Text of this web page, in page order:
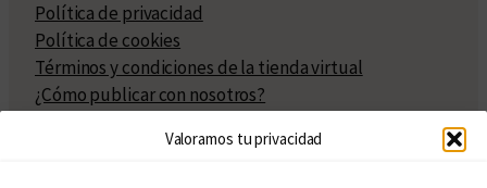
Valoramos tu privacidad
Política de privacidad
Política de cookies
Términos y condiciones de la tienda virtual
¿Cómo publicar con nosotros?
Políticas de publicación